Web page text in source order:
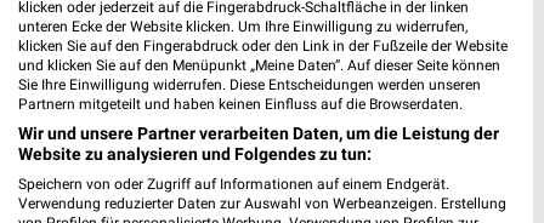
PROSPEKT BLÄTTERN
URLAUB & REISEN BIO HANDY & SMARTPHONE ANGEBOTE
klicken oder jederzeit auf die Fingerabdruck-Schaltfläche in der linken
unteren Ecke der Website klicken. Um Ihre Einwilligung zu widerrufen,
klicken Sie auf den Fingerabdruck oder den Link in der Fußzeile der Website
und klicken Sie auf den Menüpunkt „Meine Daten“. Auf dieser Seite können
Sie Ihre Einwilligung widerrufen. Diese Entscheidungen werden unseren
Partnern mitgeteilt und haben keinen Einfluss auf die Browserdaten.
Wir und unsere Partner verarbeiten Daten, um die Leistung der
Website zu analysieren und Folgendes zu tun:
Speichern von oder Zugriff auf Informationen auf einem Endgerät.
Verwendung reduzierter Daten zur Auswahl von Werbeanzeigen. Erstellung